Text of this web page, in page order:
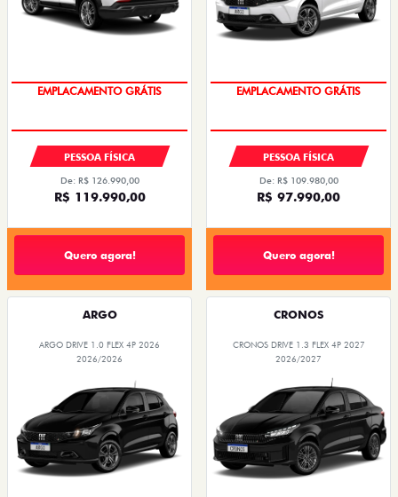
De: R$ 126.990,00
R$ 119.990,00
Quero agora!
OPORTUNIDADE
De: R$ 109.980,00
R$ 97.990,00
Quero agora!
ARGO
ARGO DRIVE 1.0 FLEX 4P 2026
2026/2026
TAXA ZERO
CRONOS
CRONOS DRIVE 1.3 FLEX 4P 2027
2026/2027
PREÇOS REDUZIDOS